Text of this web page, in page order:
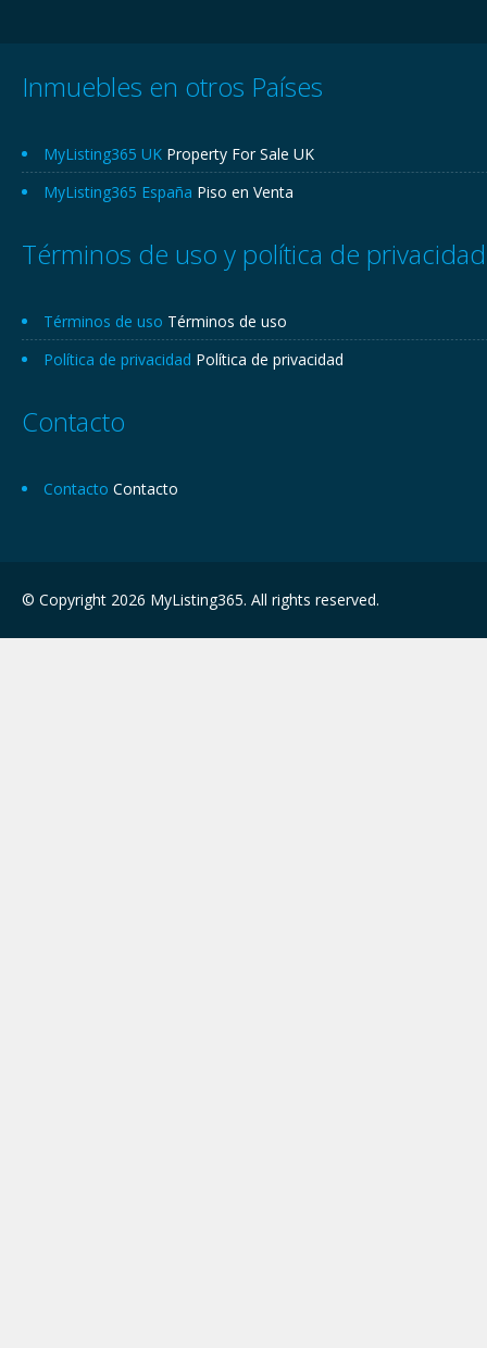
Inmuebles en otros Países
MyListing365 UK Property For Sale UK
MyListing365 España Piso en Venta
Términos de uso y política de privacidad
Términos de uso Términos de uso
Política de privacidad Política de privacidad
Contacto
Contacto Contacto
© Copyright 2026 MyListing365. All rights reserved.